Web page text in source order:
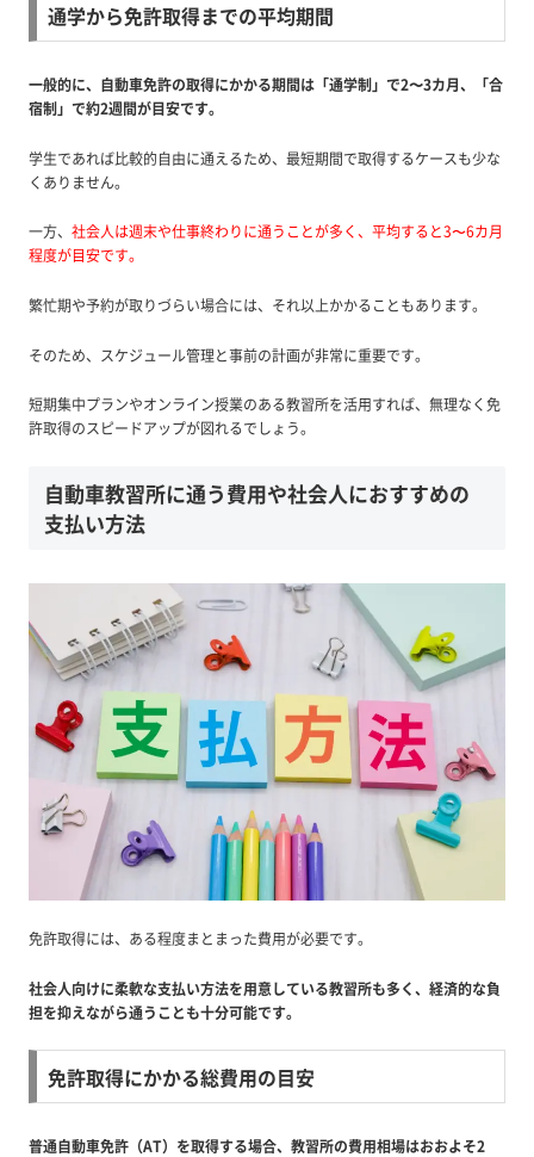
通学から免許取得までの平均期間
一般的に、自動車免許の取得にかかる期間は「通学制」で2〜3カ月、「合
宿制」で約2週間が目安です。
学生であれば比較的自由に通えるため、最短期間で取得するケースも少な
くありません。
一方、 社会人は週末や仕事終わりに通うことが多く、平均すると3〜6カ月
程度が目安です。
繁忙期や予約が取りづらい場合には、それ以上かかることもあります。
そのため、スケジュール管理と事前の計画が非常に重要です。
短期集中プランやオンライン授業のある教習所を活用すれば、無理なく免
許取得のスピードアップが図れるでしょう。
自動車教習所に通う費用や社会人におすすめの
支払い方法
免許取得には、ある程度まとまった費用が必要です。
社会人向けに柔軟な支払い方法を用意している教習所も多く、経済的な負
担を抑えながら通うことも十分可能です。
免許取得にかかる総費用の目安
普通自動車免許（AT）を取得する場合、教習所の費用相場はおおよそ2